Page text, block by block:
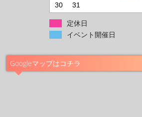
30
31
定休日
イベント開催日
Googleマップはコチラ